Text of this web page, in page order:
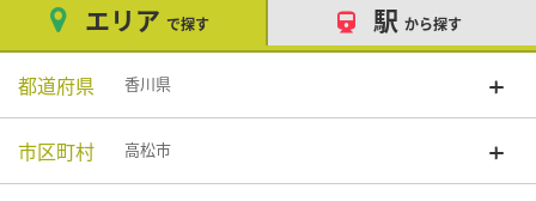
エリア で探す 駅 から探す
都道府県 香川県
市区町村 高松市